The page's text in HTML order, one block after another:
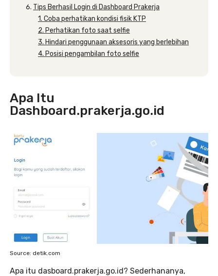
Tips Berhasil Login di Dashboard Prakerja
1. Coba perhatikan kondisi fisik KTP
2. Perhatikan foto saat selfie
3. Hindari penggunaan aksesoris yang berlebihan
4. Posisi pengambilan foto selfie
Apa Itu
Dashboard.prakerja.go.id
Source: detik.com
Apa itu dasboard.prakerja.go.id? Sederhananya,